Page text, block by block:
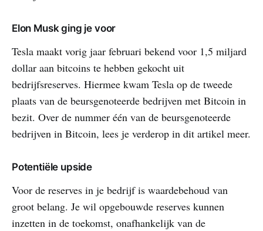
Elon Musk ging je voor
Tesla maakt vorig jaar februari bekend voor 1,5 miljard
dollar aan bitcoins te hebben gekocht uit
bedrijfsreserves. Hiermee kwam Tesla op de tweede
plaats van de beursgenoteerde bedrijven met Bitcoin in
bezit. Over de nummer één van de beursgenoteerde
bedrijven in Bitcoin, lees je verderop in dit artikel meer.
Potentiële upside
Voor de reserves in je bedrijf is waardebehoud van
groot belang. Je wil opgebouwde reserves kunnen
inzetten in de toekomst, onafhankelijk van de